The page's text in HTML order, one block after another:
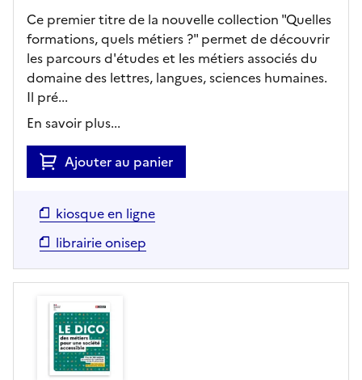
Ce premier titre de la nouvelle collection "Quelles
formations, quels métiers ?" permet de découvrir
les parcours d'études et les métiers associés du
domaine des lettres, langues, sciences humaines.
Il pré...
En savoir plus...
Ajouter au panier
kiosque en ligne
librairie onisep